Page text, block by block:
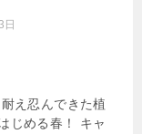
日
え忍んできた植
じめる春！ キャ